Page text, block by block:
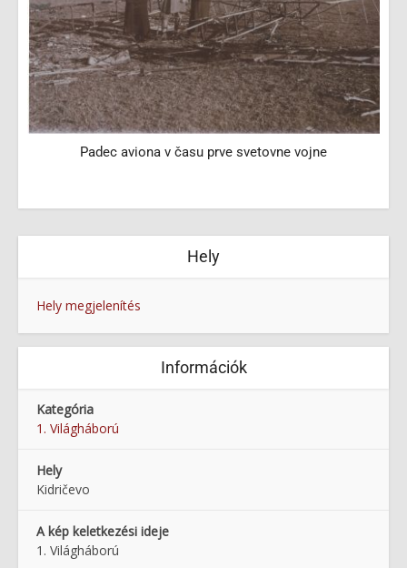
Padec aviona v času prve svetovne vojne
Hely
Hely megjelenítés
Információk
Kategória
1. Világháború
Hely
Kidričevo
A kép keletkezési ideje
1. Világháború